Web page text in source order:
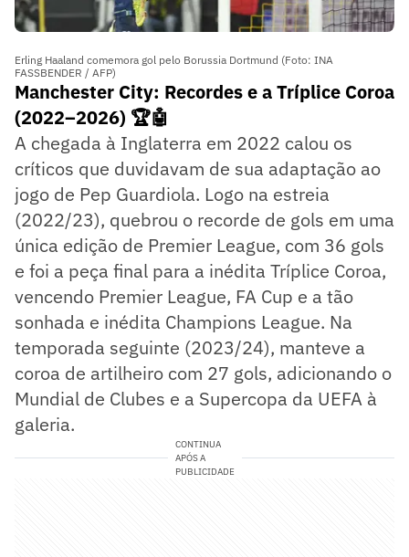
Erling Haaland comemora gol pelo Borussia Dortmund (Foto: INA
FASSBENDER / AFP)
Manchester City: Recordes e a Tríplice Coroa
(2022–2026) 🏆🤖
A chegada à Inglaterra em 2022 calou os
críticos que duvidavam de sua adaptação ao
jogo de Pep Guardiola. Logo na estreia
(2022/23), quebrou o recorde de gols em uma
única edição de Premier League, com 36 gols
e foi a peça final para a inédita Tríplice Coroa,
vencendo Premier League, FA Cup e a tão
sonhada e inédita Champions League. Na
temporada seguinte (2023/24), manteve a
coroa de artilheiro com 27 gols, adicionando o
Mundial de Clubes e a Supercopa da UEFA à
galeria.
CONTINUA
APÓS A
PUBLICIDADE